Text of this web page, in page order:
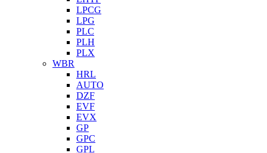
LPCG
LPG
PLC
PLH
PLX
WBR
HRL
AUTO
DZF
EVF
EVX
GP
GPC
GPL